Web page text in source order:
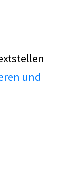
und